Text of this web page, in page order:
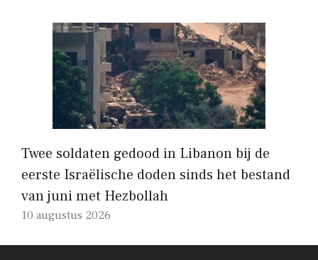
Twee soldaten gedood in Libanon bij de
eerste Israëlische doden sinds het bestand
van juni met Hezbollah
10 augustus 2026